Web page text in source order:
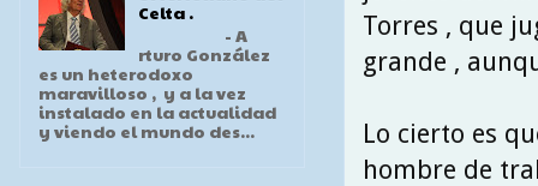
Torres , que
grande ,
Lo cierto es
hombre de
Celta .
- A
rturo González
es un heterodoxo
maravilloso , y a la vez
instalado en la actualidad
y viendo el mundo des...